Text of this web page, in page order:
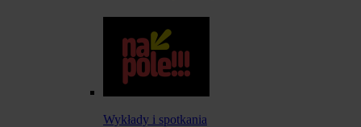
Wykłady i spotkania